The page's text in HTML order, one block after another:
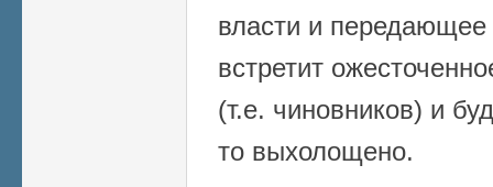
власти и
встретит
(т.е. чиновников) и
то выхолощено.